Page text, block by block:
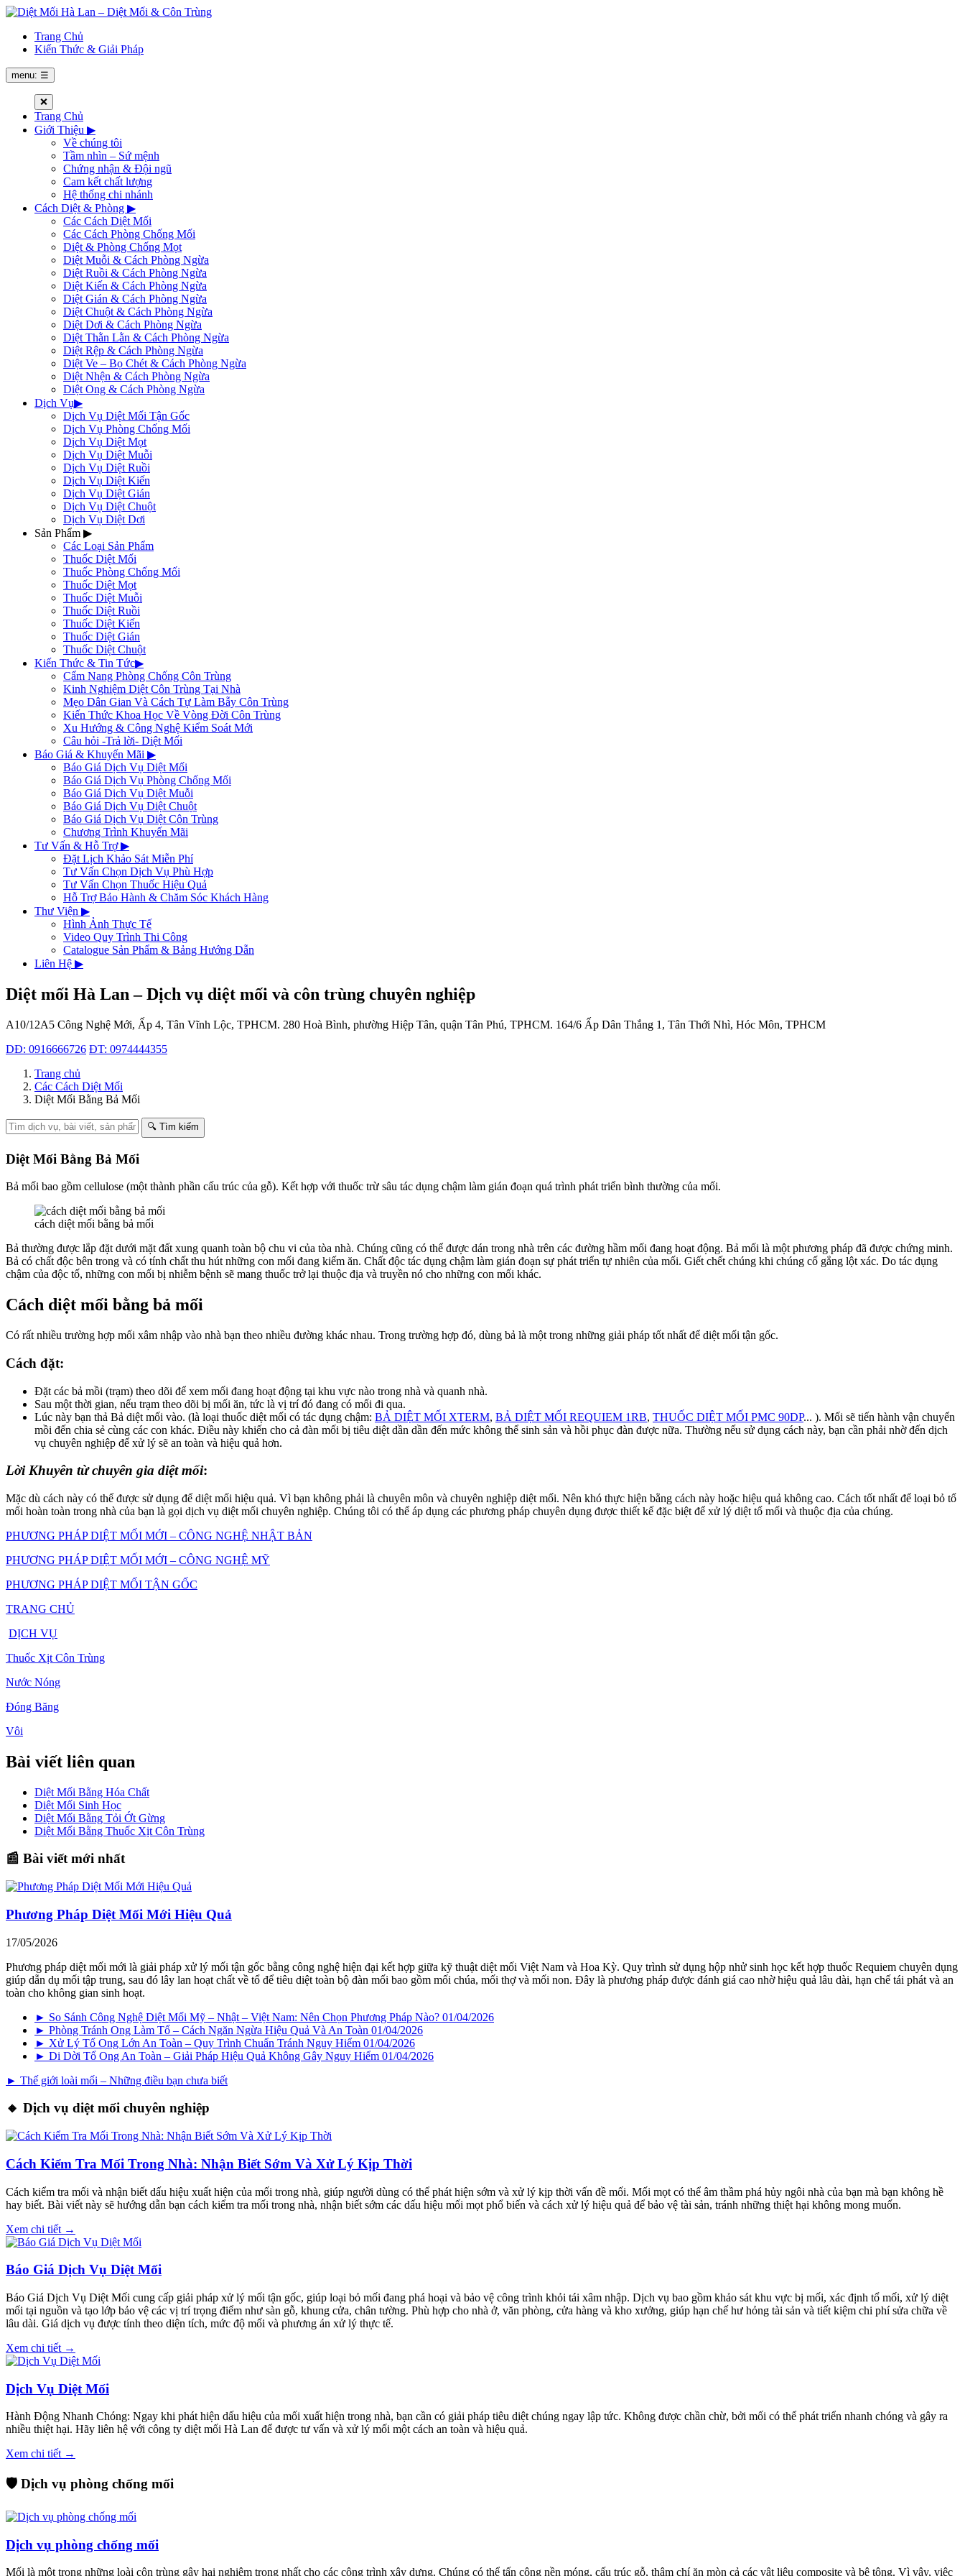
Trang Chủ
Kiến Thức & Giải Pháp
menu: ☰
❌
Trang Chủ
Giới Thiệu ▶
Về chúng tôi
Tầm nhìn – Sứ mệnh
Chứng nhận & Đội ngũ
Cam kết chất lượng
Hệ thống chi nhánh
Cách Diệt & Phòng ▶
Các Cách Diệt Mối
Các Cách Phòng Chống Mối
Diệt & Phòng Chống Mọt
Diệt Muỗi & Cách Phòng Ngừa
Diệt Ruồi & Cách Phòng Ngừa
Diệt Kiến & Cách Phòng Ngừa
Diệt Gián & Cách Phòng Ngừa
Diệt Chuột & Cách Phòng Ngừa
Diệt Dơi & Cách Phòng Ngừa
Diệt Thằn Lằn & Cách Phòng Ngừa
Diệt Rệp & Cách Phòng Ngừa
Diệt Ve – Bọ Chét & Cách Phòng Ngừa
Diệt Nhện & Cách Phòng Ngừa
Diệt Ong & Cách Phòng Ngừa
Dịch Vụ▶
Dịch Vụ Diệt Mối Tận Gốc
Dịch Vụ Phòng Chống Mối
Dịch Vụ Diệt Mọt
Dịch Vụ Diệt Muỗi
Dịch Vụ Diệt Ruồi
Dịch Vụ Diệt Kiến
Dịch Vụ Diệt Gián
Dịch Vụ Diệt Chuột
Dịch Vụ Diệt Dơi
Sản Phẩm ▶
Các Loại Sản Phẩm
Thuốc Diệt Mối
Thuốc Phòng Chống Mối
Thuốc Diệt Mọt
Thuốc Diệt Muỗi
Thuốc Diệt Ruồi
Thuốc Diệt Kiến
Thuốc Diệt Gián
Thuốc Diệt Chuột
Kiến Thức & Tin Tức▶
Cẩm Nang Phòng Chống Côn Trùng
Kinh Nghiệm Diệt Côn Trùng Tại Nhà
Mẹo Dân Gian Và Cách Tự Làm Bẫy Côn Trùng
Kiến Thức Khoa Học Về Vòng Đời Côn Trùng
Xu Hướng & Công Nghệ Kiểm Soát Mới
Câu hỏi -Trả lời- Diệt Mối
Báo Giá & Khuyến Mãi ▶
Báo Giá Dịch Vụ Diệt Mối
Báo Giá Dịch Vụ Phòng Chống Mối
Báo Giá Dịch Vụ Diệt Muỗi
Báo Giá Dịch Vụ Diệt Chuột
Báo Giá Dịch Vụ Diệt Côn Trùng
Chương Trình Khuyến Mãi
Tư Vấn & Hỗ Trợ▶
Đặt Lịch Khảo Sát Miễn Phí
Tư Vấn Chọn Dịch Vụ Phù Hợp
Tư Vấn Chọn Thuốc Hiệu Quả
Hỗ Trợ Bảo Hành & Chăm Sóc Khách Hàng
Thư Viện ▶
Hình Ảnh Thực Tế
Video Quy Trình Thi Công
Catalogue Sản Phẩm & Bảng Hướng Dẫn
Liên Hệ ▶
Diệt mối Hà Lan – Dịch vụ diệt mối và côn trùng chuyên nghiệp
A10/12A5 Công Nghệ Mới, Ấp 4, Tân Vĩnh Lộc, TPHCM. 280 Hoà Bình, phường Hiệp Tân, quận Tân Phú, TPHCM. 164/6 Ấp Dân Thắng 1, Tân Thới Nhì, Hóc Môn, TPHCM
DĐ: 0916666726 ĐT: 0974444355
Trang chủ
Các Cách Diệt Mối
Diệt Mối Bằng Bả Mối
🔍 Tìm kiếm
Diệt Mối Bằng Bả Mối
Bả mối bao gồm cellulose (một thành phần cấu trúc của gỗ). Kết hợp với thuốc trừ sâu tác dụng chậm làm gián đoạn quá trình phát triển bình thường của mối.
cách diệt mối bằng bả mối
Bả thường được lắp đặt dưới mặt đất xung quanh toàn bộ chu vi của tòa nhà. Chúng cũng có thể được dán trong nhà trên các đường hầm mối đang hoạt động. Bả mối là một phương pháp đã được chứng minh.
Bả có chất độc bên trong và có tính chất thu hút những con mối đang kiếm ăn. Chất độc tác dụng chậm làm gián đoạn sự phát triển tự nhiên của mối. Giết chết chúng khi chúng cố gắng lột xác. Do tác dụng
chậm của độc tố, những con mối bị nhiễm bệnh sẽ mang thuốc trở lại thuộc địa và truyền nó cho những con mối khác.
Cách diệt mối bằng bả mối
Có rất nhiều trường hợp mối xâm nhập vào nhà bạn theo nhiều đường khác nhau. Trong trường hợp đó, dùng bả là một trong những giải pháp tốt nhất để diệt mối tận gốc.
Cách đặt:
Đặt các bả mồi (trạm) theo dõi để xem mối đang hoạt động tại khu vực nào trong nhà và quanh nhà.
Sau một thời gian, nếu trạm theo dõi bị mối ăn, tức là vị trí đó đang có mối đi qua.
Lúc này bạn thả Bả diệt mối vào. (là loại thuốc diệt mối có tác dụng chậm: BẢ DIỆT MỐI XTERM, BẢ DIỆT MỐI REQUIEM 1RB, THUỐC DIỆT MỐI PMC 90DP... ). Mối sẽ tiến hành vận chuyển
mồi đến chia sẻ cùng các con khác. Điều này khiến cho cả đàn mối bị tiêu diệt dần dần đến mức không thể sinh sản và hồi phục đàn được nữa. Thường nếu sử dụng cách này, bạn cần phải nhờ đến dịch
vụ chuyên nghiệp để xử lý sẽ an toàn và hiệu quả hơn.
Lời Khuyên từ chuyên gia diệt mối:
Mặc dù cách này có thể được sử dụng để diệt mối hiệu quả. Vì bạn không phải là chuyên môn và chuyên nghiệp diệt mối. Nên khó thực hiện bằng cách này hoặc hiệu quả không cao. Cách tốt nhất để loại bỏ tổ
mối hoàn toàn trong nhà của bạn là gọi dịch vụ diệt mối chuyên nghiệp. Chúng tôi có thể áp dụng các phương pháp chuyên dụng được thiết kế đặc biệt để xử lý diệt tổ mối và thuộc địa của chúng.
PHƯƠNG PHÁP DIỆT MỐI MỚI – CÔNG NGHỆ NHẬT BẢN
PHƯƠNG PHÁP DIỆT MỐI MỚI – CÔNG NGHỆ MỸ
PHƯƠNG PHÁP DIỆT MỐI TẬN GỐC
TRANG CHỦ
DỊCH VỤ
Thuốc Xịt Côn Trùng
Nước Nóng
Đóng Băng
Vôi
Bài viết liên quan
Diệt Mối Bằng Hóa Chất
Diệt Mối Sinh Học
Diệt Mối Bằng Tỏi Ớt Gừng
Diệt Mối Bằng Thuốc Xịt Côn Trùng
📰 Bài viết mới nhất
Phương Pháp Diệt Mối Mới Hiệu Quả
17/05/2026
Phương pháp diệt mối mới là giải pháp xử lý mối tận gốc bằng công nghệ hiện đại kết hợp giữa kỹ thuật diệt mối Việt Nam và Hoa Kỳ. Quy trình sử dụng hộp nhử sinh học kết hợp thuốc Requiem chuyên dụng
giúp dẫn dụ mối tập trung, sau đó lây lan hoạt chất về tổ để tiêu diệt toàn bộ đàn mối bao gồm mối chúa, mối thợ và mối non. Đây là phương pháp được đánh giá cao nhờ hiệu quả lâu dài, hạn chế tái phát và an
toàn cho không gian sinh hoạt.
► So Sánh Công Nghệ Diệt Mối Mỹ – Nhật – Việt Nam: Nên Chọn Phương Pháp Nào? 01/04/2026
► Phòng Tránh Ong Làm Tổ – Cách Ngăn Ngừa Hiệu Quả Và An Toàn 01/04/2026
► Xử Lý Tổ Ong Lớn An Toàn – Quy Trình Chuẩn Tránh Nguy Hiểm 01/04/2026
► Di Dời Tổ Ong An Toàn – Giải Pháp Hiệu Quả Không Gây Nguy Hiểm 01/04/2026
► Thế giới loài mối – Những điều bạn chưa biết
🔸 Dịch vụ diệt mối chuyên nghiệp
Cách Kiểm Tra Mối Trong Nhà: Nhận Biết Sớm Và Xử Lý Kịp Thời
Cách kiểm tra mối và nhận biết dấu hiệu xuất hiện của mối trong nhà, giúp người dùng có thể phát hiện sớm và xử lý kịp thời vấn đề mối. Mối mọt có thể âm thầm phá hủy ngôi nhà của bạn mà bạn không hề
hay biết. Bài viết này sẽ hướng dẫn bạn cách kiểm tra mối trong nhà, nhận biết sớm các dấu hiệu mối mọt phổ biến và cách xử lý hiệu quả để bảo vệ tài sản, tránh những thiệt hại không mong muốn.
Xem chi tiết →
Báo Giá Dịch Vụ Diệt Mối
Báo Giá Dịch Vụ Diệt Mối cung cấp giải pháp xử lý mối tận gốc, giúp loại bỏ mối đang phá hoại và bảo vệ công trình khỏi tái xâm nhập. Dịch vụ bao gồm khảo sát khu vực bị mối, xác định tổ mối, xử lý diệt
mối tại nguồn và tạo lớp bảo vệ các vị trí trọng điểm như sàn gỗ, khung cửa, chân tường. Phù hợp cho nhà ở, văn phòng, cửa hàng và kho xưởng, giúp hạn chế hư hỏng tài sản và tiết kiệm chi phí sửa chữa về
lâu dài. Giá dịch vụ được tính theo diện tích, mức độ mối và phương án xử lý thực tế.
Xem chi tiết →
Dịch Vụ Diệt Mối
Hành Động Nhanh Chóng: Ngay khi phát hiện dấu hiệu của mối xuất hiện trong nhà, bạn cần có giải pháp tiêu diệt chúng ngay lập tức. Không được chần chừ, bởi mối có thể phát triển nhanh chóng và gây ra
nhiều thiệt hại. Hãy liên hệ với công ty diệt mối Hà Lan để được tư vấn và xử lý mối một cách an toàn và hiệu quả.
Xem chi tiết →
🛡️ Dịch vụ phòng chống mối
Dịch vụ phòng chống mối
Mối là một trong những loài côn trùng gây hại nghiêm trọng nhất cho các công trình xây dựng. Chúng có thể tấn công nền móng, cấu trúc gỗ, thậm chí ăn mòn cả các vật liệu composite và bê tông. Vì vậy, việc